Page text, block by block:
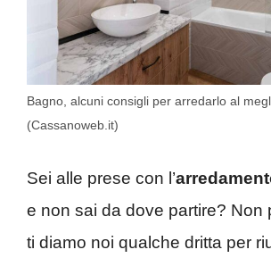
Bagno, alcuni consigli per arredarlo al
(Cassanoweb.it)
Sei alle prese con l’
e non sai da dove partire? Non
ti diamo noi qualche dritta per